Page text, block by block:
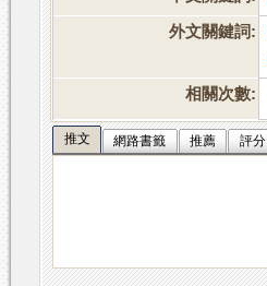
外文關鍵詞:
相關次數:
推文 網路書籤 推薦 評分